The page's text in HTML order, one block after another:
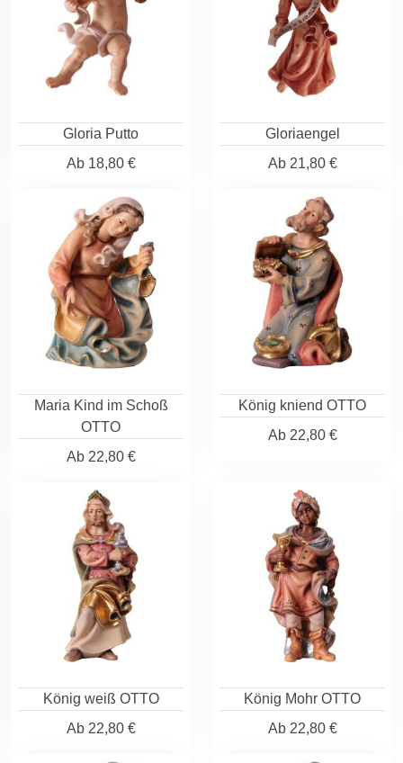
Gloria Putto
Ab18,80 €
Gloriaengel
Ab21,80 €
Maria Kind im Schoß
OTTO
Ab22,80 €
König kniend OTTO
Ab22,80 €
König weiß OTTO
Ab22,80 €
König Mohr OTTO
Ab22,80 €